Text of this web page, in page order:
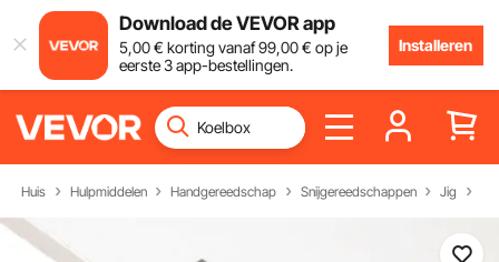
Download de VEVOR app
5,00€ korting vanaf99,00€ op je
eerste 3 app-bestellingen.
Installeren
Huis Hulpmiddelen Handgereedschap Snijgereedschappen Jig